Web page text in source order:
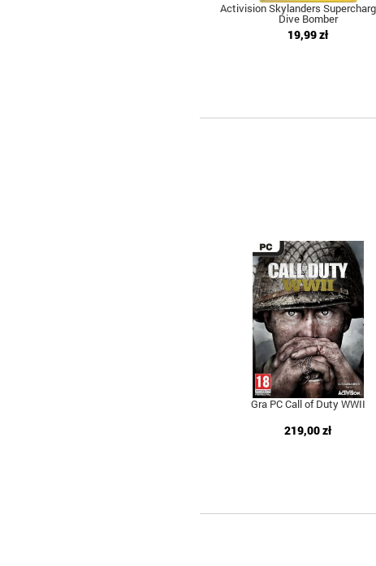
Activision Skylanders
Dive Bomber
19,99 zł
Gra PC Call of Duty WWII
219,00 zł